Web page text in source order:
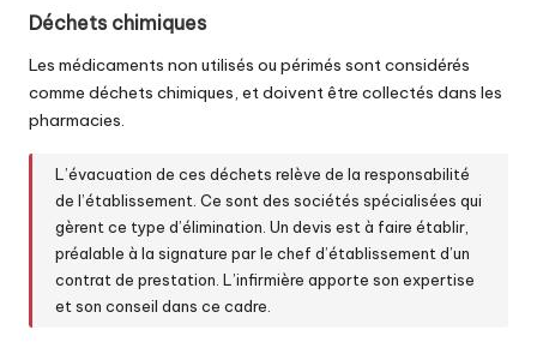
Déchets chimiques
Les médicaments non utilisés ou périmés sont considérés
comme déchets chimiques, et doivent être collectés dans les
pharmacies.
L’évacuation de ces déchets relève de la responsabilité
de l’établissement. Ce sont des sociétés spécialisées qui
gèrent ce type d’élimination. Un devis est à faire établir,
préalable à la signature par le chef d’établissement d’un
contrat de prestation. L’infirmière apporte son expertise
et son conseil dans ce cadre.